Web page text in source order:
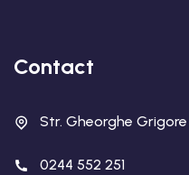
Contact
Str. Gheorghe
0244 552 251